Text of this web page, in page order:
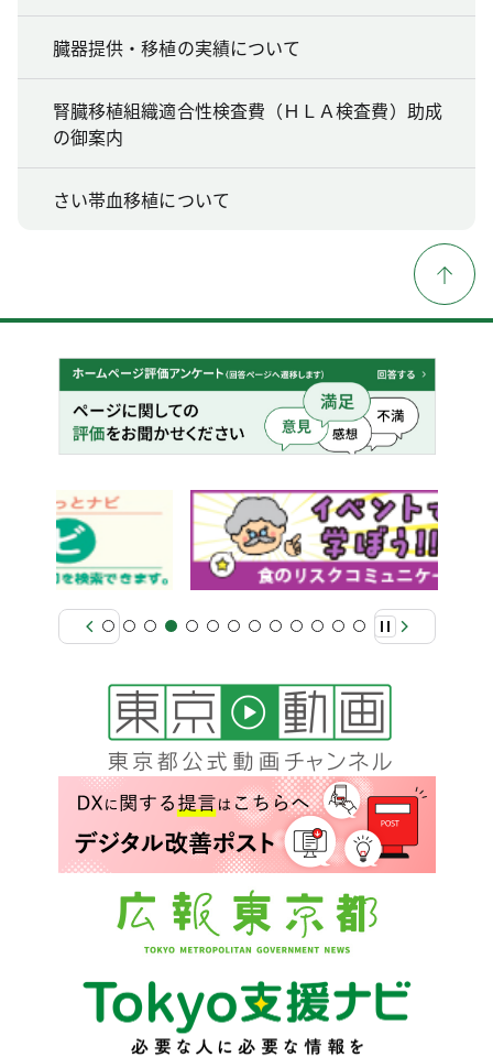
臓器提供・移植の実績について
腎臓移植組織適合性検査費（ＨＬＡ検査費）助成
の御案内
さい帯血移植について